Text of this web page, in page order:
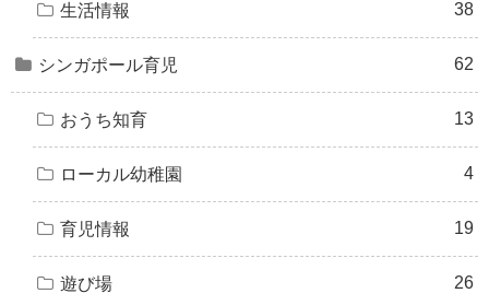
生活情報 38
シンガポール育児 62
おうち知育 13
ローカル幼稚園 4
育児情報 19
遊び場 26